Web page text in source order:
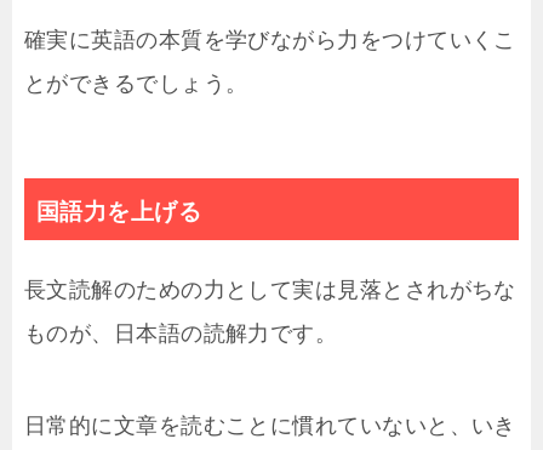
確実に英語の本質を学びながら力をつけていくこ
とができるでしょう。
国語力を上げる
長文読解のための力として実は見落とされがちな
ものが、日本語の読解力です。
日常的に文章を読むことに慣れていないと、いき